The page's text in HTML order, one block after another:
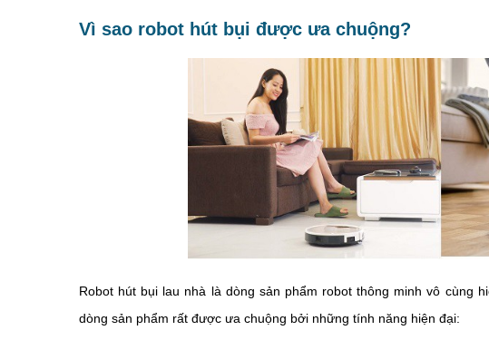
Vì sao robot hút bụi được ưa chuộng?
Robot hút bụi lau nhà là dòng sản phẩm robot thông minh vô cùng
dòng sản phẩm rất được ưa chuộng bởi những tính năng hiện đại: